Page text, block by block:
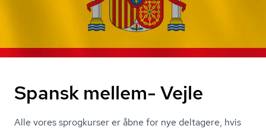
Spansk mellem- Vejle
Alle vores sprogkurser er åbne for nye deltagere, hvis